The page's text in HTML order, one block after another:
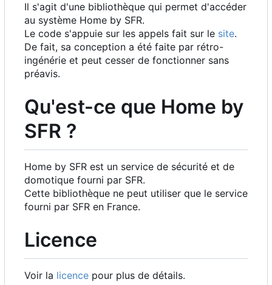
Il s'agit d'une bibliothèque qui permet d'accéder
au système Home by SFR.
Le code s'appuie sur les appels fait sur le site.
De fait, sa conception a été faite par rétro-
ingénérie et peut cesser de fonctionner sans
préavis.
Qu'est-ce que Home by
SFR ?
Home by SFR est un service de sécurité et de
domotique fourni par SFR.
Cette bibliothèque ne peut utiliser que le service
fourni par SFR en France.
Licence
Voir la licence pour plus de détails.